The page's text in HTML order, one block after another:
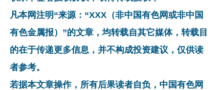
凡本网注明“来源：“XXX（非中国有色网或非中国
有色金属报）”的文章，均转载自其它媒体，转载目
的在于传递更多信息，并不构成投资建议，仅供读
者参考。
若据本文章操作，所有后果读者自负，中国有色网